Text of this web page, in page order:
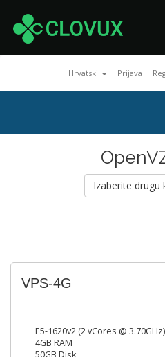
Hrvatski Prijava
Izaberite drugu
VPS-4G
E5-1620v2 (2 vCores @ 3.70GHz)
4GB RAM
50GB Disk